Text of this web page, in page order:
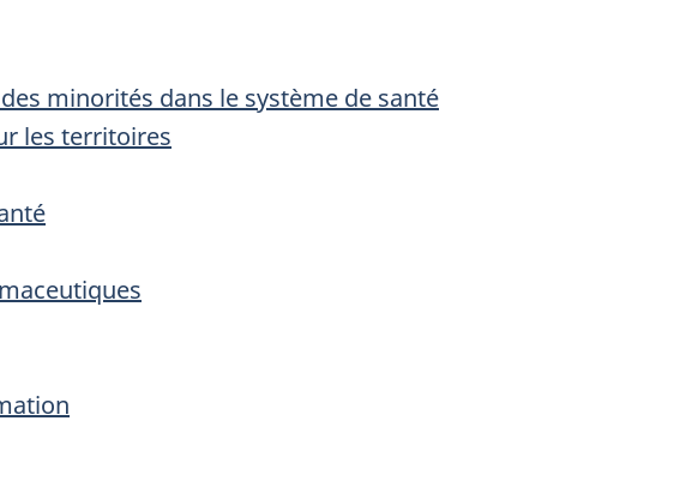
minorités dans le système de santé
les territoires